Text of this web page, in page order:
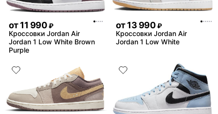
от11 990 ₽
Кроссовки Jordan Air
Jordan 1 Low White Brown
Purple
от13 990 ₽
Кроссовки Jordan Air
Jordan 1 Low White